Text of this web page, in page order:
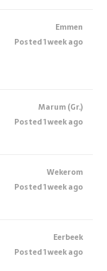
Emmen
Posted 1 week ago
Marum (Gr.)
Posted 1 week ago
Wekerom
Posted 1 week ago
Eerbeek
Posted 1 week ago